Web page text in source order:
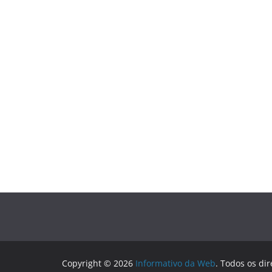
Copyright © 2026 Informativo da Web. Todos os